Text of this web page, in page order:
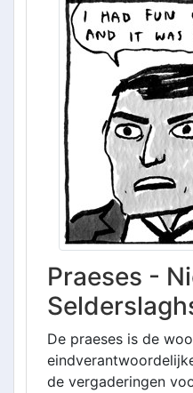
Praeses -
De praeses is de
de vergaderingen